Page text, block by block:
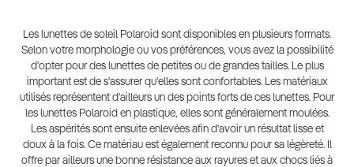
Les lunettes de soleil Polaroid sont disponibles en plusieurs formats.
Selon votre morphologie ou vos préférences, vous avez la possibilité
d'opter pour des lunettes de petites ou de grandes tailles. Le plus
important est de s'assurer qu'elles sont confortables. Les matériaux
utilisés représentent d'ailleurs un des points forts de ces lunettes. Pour
les lunettes Polaroid en plastique, elles sont généralement moulées.
Les aspérités sont ensuite enlevées afin d'avoir un résultat lisse et
doux à la fois. Ce matériau est également reconnu pour sa légèreté. Il
offre par ailleurs une bonne résistance aux rayures et aux chocs liés à